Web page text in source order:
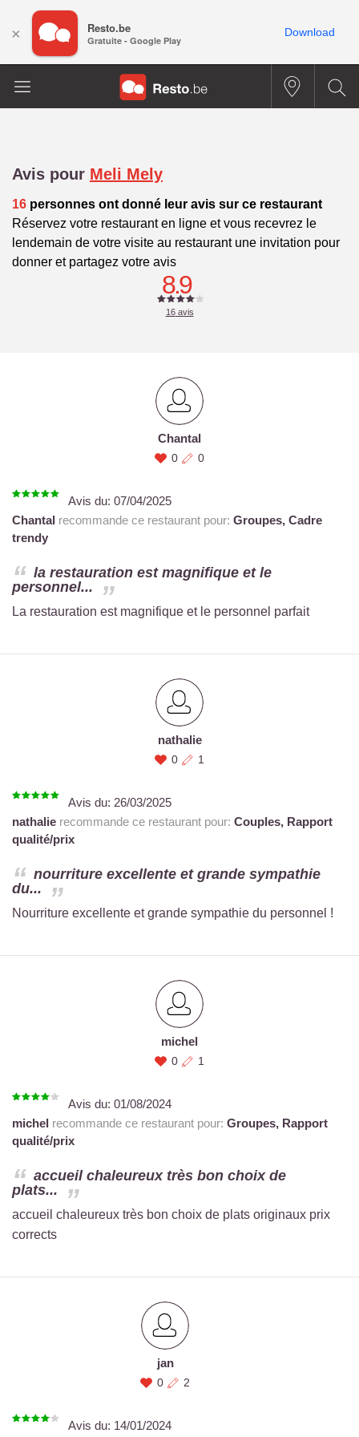
Avis pour Meli Mely
16 personnes ont donné leur avis sur ce restaurant
Réservez votre restaurant en ligne et vous recevrez le
lendemain de votre visite au restaurant une invitation pour
donner et partagez votre avis
8.9
16avis
Chantal
0 0
Avis du: 07/04/2025
Chantal recommande ce restaurant pour: Groupes, Cadre
trendy
la restauration est magnifique et le
personnel...
La restauration est magnifique et le personnel parfait
nathalie
0 1
Avis du: 26/03/2025
nathalie recommande ce restaurant pour: Couples, Rapport
qualité/prix
nourriture excellente et grande sympathie
du...
Nourriture excellente et grande sympathie du personnel !
michel
0 1
Avis du: 01/08/2024
michel recommande ce restaurant pour: Groupes, Rapport
qualité/prix
accueil chaleureux très bon choix de
plats...
accueil chaleureux très bon choix de plats originaux prix
corrects
jan
0 2
Avis du: 14/01/2024
× Resto.be
Gratuite - Google Play
Download